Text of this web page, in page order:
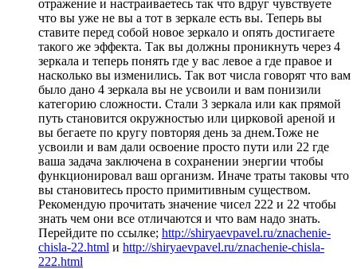
отражение и настраиваетесь так что вдруг чувствуете
что вы уже не вы а тот в зеркале есть вы. Теперь вы
ставите перед собой новое зеркало и опять достигаете
такого же эффекта. Так вы должны проникнуть через 4
зеркала и теперь понять где у вас левое а где правое и
насколько вы изменились. Так вот числа говорят что вам
было дано 4 зеркала вы не усвоили и вам понизили
категорию сложности. Стали 3 зеркала или как прямой
путь становится окружностью или цирковой ареной и
вы бегаете по кругу повторяя день за днем.Тоже не
усвоили и вам дали освоение просто пути или 22 где
ваша задача заключена в сохранении энергии чтобы
функционировал ваш организм. Иначе траты таковы что
вы становитесь просто примитивным существом.
Рекомендую прочитать значение чисел 222 и 22 чтобы
знать чем они все отличаются и что вам надо знать.
Перейдите по ссылке; http://shiryaevpavel.ru/znachenie-
chisla-22.html и http://shiryaevpavel.ru/znachenie-chisla-
222.html